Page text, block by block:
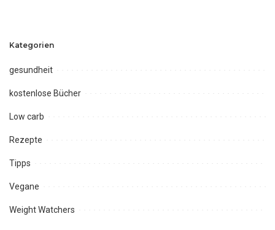
Kategorien
gesundheit
kostenlose Bücher
Low carb
Rezepte
Tipps
Vegane
Weight Watchers